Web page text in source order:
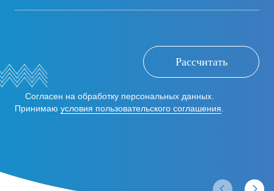
Рассчитать
Согласен на обработку персональных данных.
Принимаю условия пользовательского соглашения